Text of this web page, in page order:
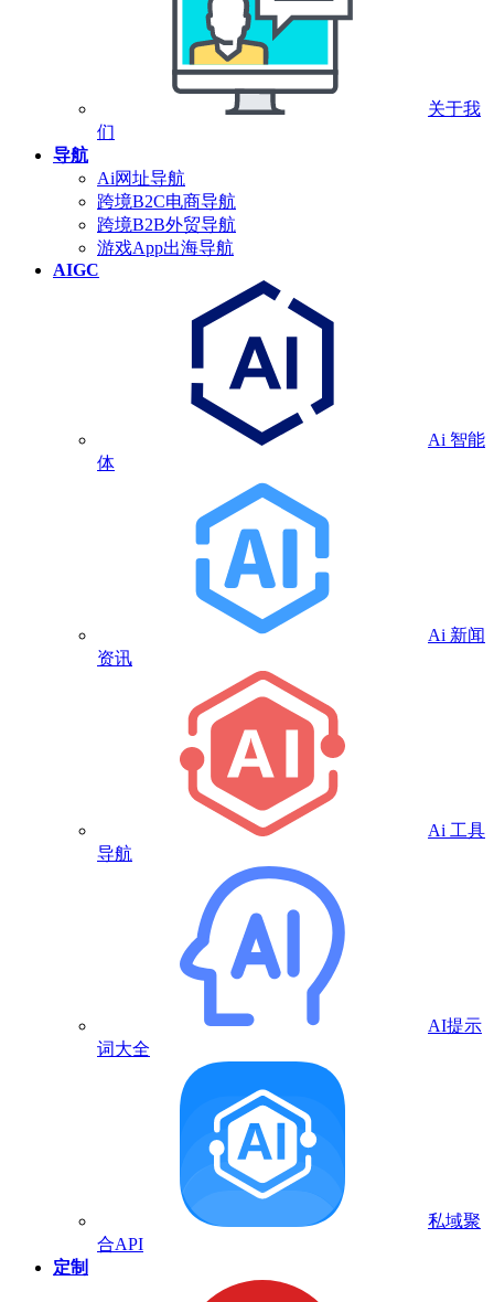
关于我
们
导航
Ai网址导航
跨境B2C电商导航
跨境B2B外贸导航
游戏App出海导航
AIGC
Ai 智能
体
Ai 新闻
资讯
Ai 工具
导航
AI提示
词大全
私域聚
合API
定制